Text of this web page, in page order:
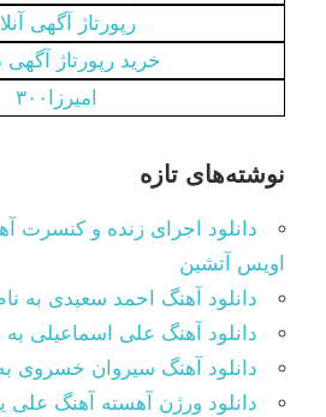
رپورتاژ آگهی
خرید رپورتاژ آگهی
امیرزا۳۰۰
نوشته‌های تازه
دانلود اجرای زنده و کنسرت
اویس آتشین
دانلود آهنگ احمد سعیدی به
دانلود آهنگ علی اسماعیلی
دانلود آهنگ سیروان خسروی
دانلود ورژن آهسته آهنگ علی